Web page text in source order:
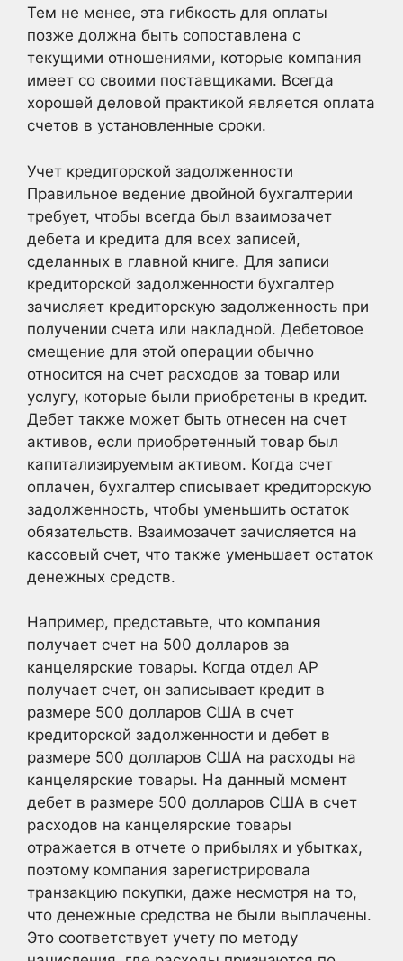
Тем не менее, эта гибкость для оплаты
позже должна быть сопоставлена с
текущими отношениями, которые компания
имеет со своими поставщиками. Всегда
хорошей деловой практикой является оплата
счетов в установленные сроки.
Учет кредиторской задолженности
Правильное ведение двойной бухгалтерии
требует, чтобы всегда был взаимозачет
дебета и кредита для всех записей,
сделанных в главной книге. Для записи
кредиторской задолженности бухгалтер
зачисляет кредиторскую задолженность при
получении счета или накладной. Дебетовое
смещение для этой операции обычно
относится на счет расходов за товар или
услугу, которые были приобретены в кредит.
Дебет также может быть отнесен на счет
активов, если приобретенный товар был
капитализируемым активом. Когда счет
оплачен, бухгалтер списывает кредиторскую
задолженность, чтобы уменьшить остаток
обязательств. Взаимозачет зачисляется на
кассовый счет, что также уменьшает остаток
денежных средств.
Например, представьте, что компания
получает счет на 500 долларов за
канцелярские товары. Когда отдел AP
получает счет, он записывает кредит в
размере 500 долларов США в счет
кредиторской задолженности и дебет в
размере 500 долларов США на расходы на
канцелярские товары. На данный момент
дебет в размере 500 долларов США в счет
расходов на канцелярские товары
отражается в отчете о прибылях и убытках,
поэтому компания зарегистрировала
транзакцию покупки, даже несмотря на то,
что денежные средства не были выплачены.
Это соответствует учету по методу